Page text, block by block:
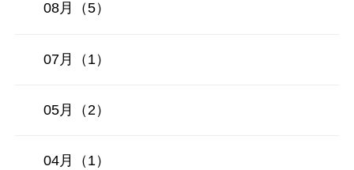
08月（5）
07月（1）
05月（2）
04月（1）